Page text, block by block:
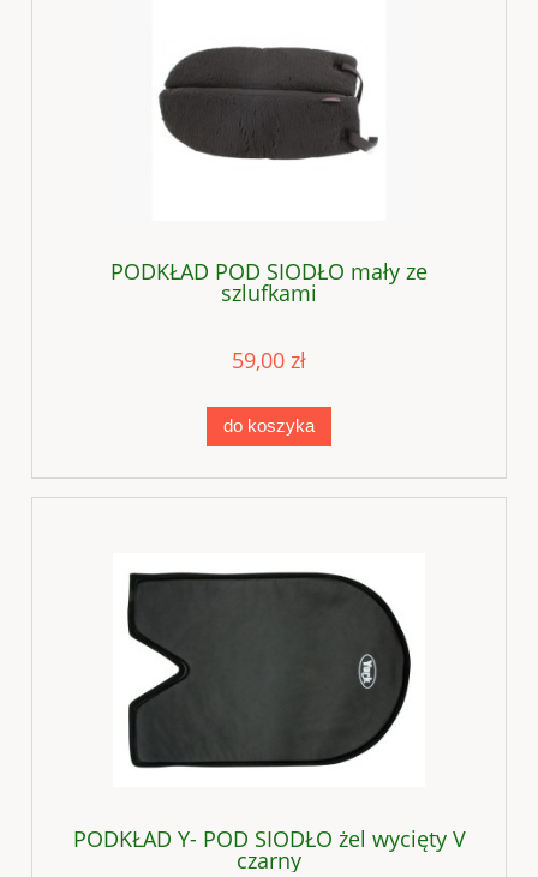
PODKŁAD POD SIODŁO mały ze
szlufkami
59,00 zł
do koszyka
PODKŁAD Y- POD SIODŁO żel wycięty V
czarny